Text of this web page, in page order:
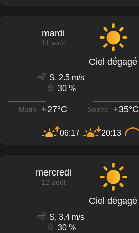
mardi
11 août
Ciel dégagé
S, 2.5 m/s
30 %
Matin +27°C Soirée +35°C
06:17 20:13
mercredi
12 août
Ciel dégagé
S, 3.4 m/s
30 %